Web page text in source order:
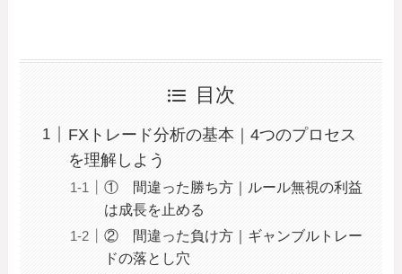
目次
FXトレード分析の基本｜4つのプロセス
を理解しよう
① 間違った勝ち方｜ルール無視の利益
は成長を止める
② 間違った負け方｜ギャンブルトレー
ドの落とし穴